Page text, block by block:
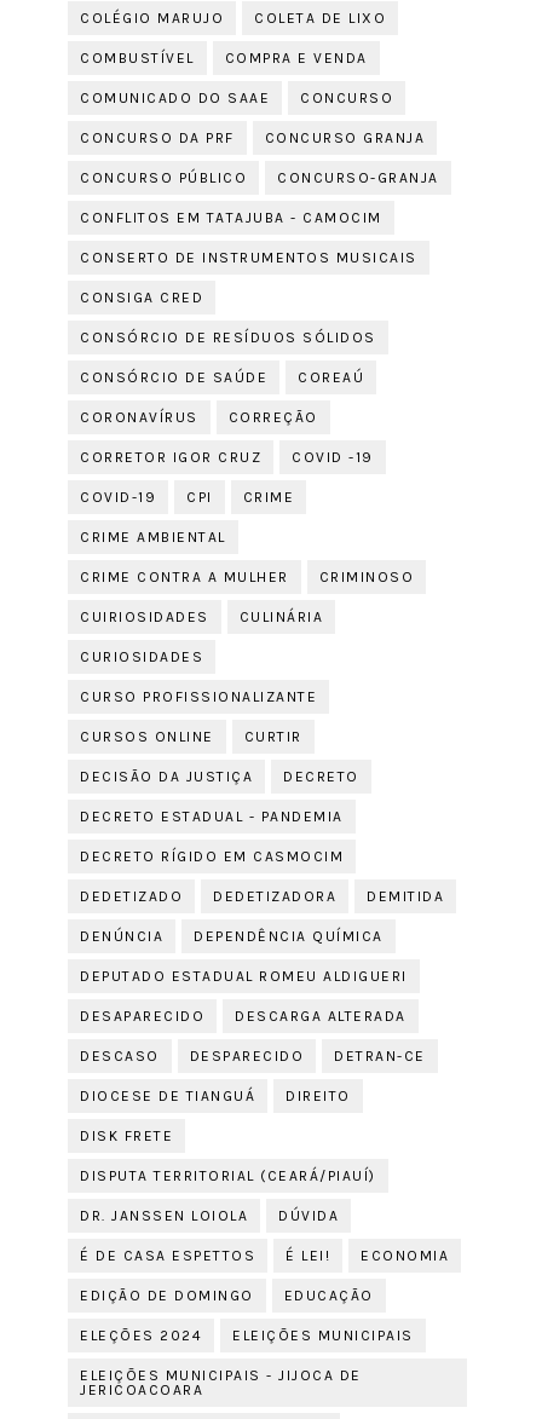
COLÉGIO MARUJO COLETA DE LIXO
COMBUSTÍVEL COMPRA E VENDA
COMUNICADO DO SAAE CONCURSO
CONCURSO DA PRF CONCURSO GRANJA
CONCURSO PÚBLICO CONCURSO-GRANJA
CONFLITOS EM TATAJUBA - CAMOCIM
CONSERTO DE INSTRUMENTOS MUSICAIS
CONSIGA CRED
CONSÓRCIO DE RESÍDUOS SÓLIDOS
CONSÓRCIO DE SAÚDE COREAÚ
CORONAVÍRUS CORREÇÃO
CORRETOR IGOR CRUZ COVID -19
COVID-19 CPI CRIME
CRIME AMBIENTAL
CRIME CONTRA A MULHER CRIMINOSO
CUIRIOSIDADES CULINÁRIA
CURIOSIDADES
CURSO PROFISSIONALIZANTE
CURSOS ONLINE CURTIR
DECISÃO DA JUSTIÇA DECRETO
DECRETO ESTADUAL - PANDEMIA
DECRETO RÍGIDO EM CASMOCIM
DEDETIZADO DEDETIZADORA DEMITIDA
DENÚNCIA DEPENDÊNCIA QUÍMICA
DEPUTADO ESTADUAL ROMEU ALDIGUERI
DESAPARECIDO DESCARGA ALTERADA
DESCASO DESPARECIDO DETRAN-CE
DIOCESE DE TIANGUÁ DIREITO
DISK FRETE
DISPUTA TERRITORIAL (CEARÁ/PIAUÍ)
DR. JANSSEN LOIOLA DÚVIDA
É DE CASA ESPETTOS É LEI! ECONOMIA
EDIÇÃO DE DOMINGO EDUCAÇÃO
ELEÇÕES 2024 ELEIÇÕES MUNICIPAIS
ELEIÇÕES MUNICIPAIS - JIJOCA DE
JERICOACOARA